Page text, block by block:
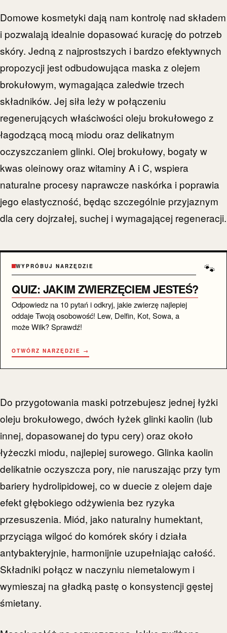
Domowe kosmetyki dają nam kontrolę nad składem
i pozwalają idealnie dopasować kurację do potrzeb
skóry. Jedną z najprostszych i bardzo efektywnych
propozycji jest odbudowująca maska z olejem
brokułowym, wymagająca zaledwie trzech
składników. Jej siła leży w połączeniu
regenerujących właściwości oleju brokułowego z
łagodzącą mocą miodu oraz delikatnym
oczyszczaniem glinki. Olej brokułowy, bogaty w
kwas oleinowy oraz witaminy A i C, wspiera
naturalne procesy naprawcze naskórka i poprawia
jego elastyczność, będąc szczególnie przyjaznym
dla cery dojrzałej, suchej i wymagającej regeneracji.
🐾
WYPRÓBUJ NARZĘDZIE
QUIZ: JAKIM ZWIERZĘCIEM JESTEŚ?
Odpowiedz na 10 pytań i odkryj, jakie zwierzę najlepiej
oddaje Twoją osobowość! Lew, Delfin, Kot, Sowa, a
może Wilk? Sprawdź!
OTWÓRZ NARZĘDZIE →
Do przygotowania maski potrzebujesz jednej łyżki
oleju brokułowego, dwóch łyżek glinki kaolin (lub
innej, dopasowanej do typu cery) oraz około
łyżeczki miodu, najlepiej surowego. Glinka kaolin
delikatnie oczyszcza pory, nie naruszając przy tym
bariery hydrolipidowej, co w duecie z olejem daje
efekt głębokiego odżywienia bez ryzyka
przesuszenia. Miód, jako naturalny humektant,
przyciąga wilgoć do komórek skóry i działa
antybakteryjnie, harmonijnie uzupełniając całość.
Składniki połącz w naczyniu niemetalowym i
wymieszaj na gładką pastę o konsystencji gęstej
śmietany.